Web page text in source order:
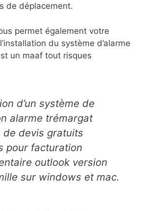
de déplacement.
permet également votre
du système d’alarme
un maaf tout risques
d’un système de
alarme trémargat
de devis gratuits
pour facturation
outlook version
sur windows et mac.